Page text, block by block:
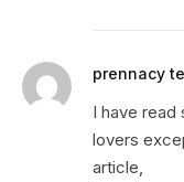
prennacy
I have read
lovers
article,